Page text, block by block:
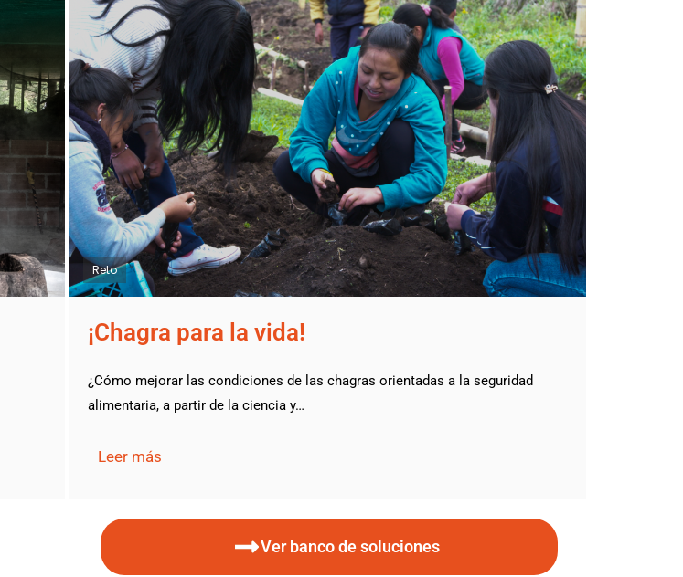
Reto
¡Chagra para la vida!
¿Cómo mejorar las condiciones de las chagras orientadas a la seguridad
alimentaria, a partir de la ciencia y…
Leer más
Ver banco de soluciones